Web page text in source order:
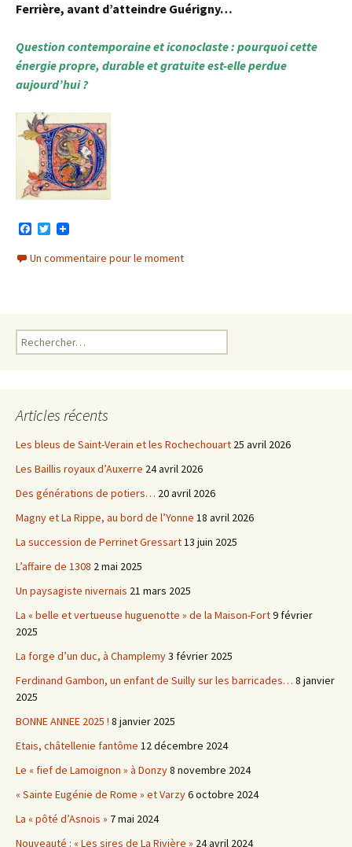
Ferrière, avant d’atteindre Guérigny…
Question contemporaine et iconoclaste : pourquoi cette
énergie propre, durable et gratuite est-elle perdue
aujourd’hui ?
c
e
T
i
t
Un commentaire pour le moment
Rechercher :
Articles récents
Les bleus de Saint-Verain et les Rochechouart 25 avril 2026
Les Baillis royaux d’Auxerre 24 avril 2026
Des générations de potiers… 20 avril 2026
Magny et La Rippe, au bord de l’Yonne 18 avril 2026
La succession de Perrinet Gressart13 juin 2025
L’affaire de 1308 2 mai 2025
Un paysagiste nivernais 21 mars 2025
La « belle et vertueuse huguenotte » de la Maison-Fort9 février
2025
La forge d’un duc, à Champlemy3 février 2025
Ferdinand Gambon, un enfant de Suilly sur les barricades… 8 janvier
2025
BONNE ANNEE 2025 ! 8 janvier 2025
Etais, châtellenie fantôme 12 décembre 2024
Le « fief de Lamoignon » à Donzy8 novembre 2024
« Sainte Eugénie de Rome » et Varzy6 octobre 2024
La « pôté d’Asnois » 7 mai 2024
Nouveauté : « Les sires de La Rivière » 24 avril 2024